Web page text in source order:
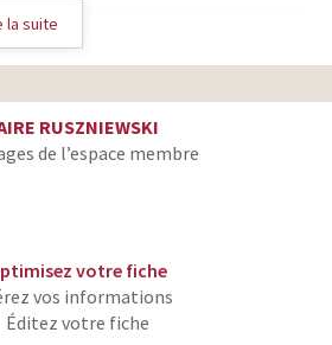
la suite
RUSZNIEWSKI
de l’espace membre
votre fiche
vos informations
Éditez votre fiche